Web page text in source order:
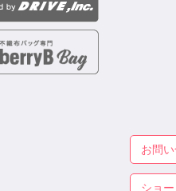
お問
ショ